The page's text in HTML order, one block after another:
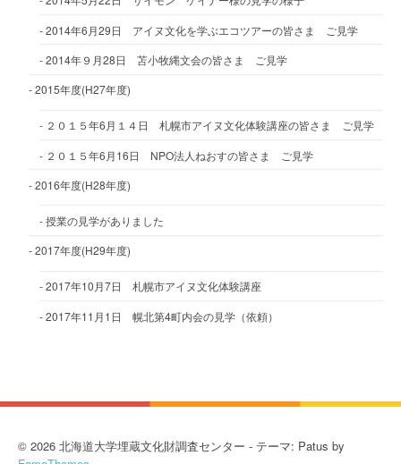
2014年6月29日 アイヌ文化を学ぶエコツアーの皆さま ご見学
2014年９月28日 苫小牧縄文会の皆さま ご見学
2015年度(H27年度)
２０１５年6月１４日 札幌市アイヌ文化体験講座の皆さま ご見学
２０１５年6月16日 NPO法人ねおすの皆さま ご見学
2016年度(H28年度)
授業の見学がありました
2017年度(H29年度)
2017年10月7日 札幌市アイヌ文化体験講座
2017年11月1日 幌北第4町内会の見学（依頼）
© 2026 北海道大学埋蔵文化財調査センター - テーマ: Patus by